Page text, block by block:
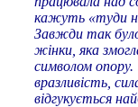
кажуть «туди
Завжди так
жінки, яка
символом
вразливість,
відгукується